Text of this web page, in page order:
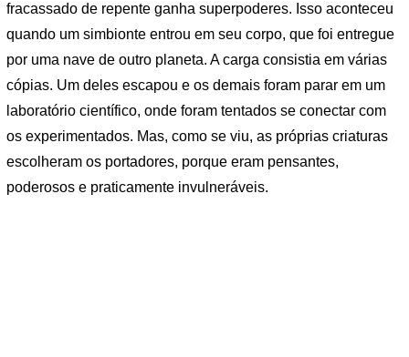
fracassado de repente ganha superpoderes. Isso aconteceu
quando um simbionte entrou em seu corpo, que foi entregue
por uma nave de outro planeta. A carga consistia em várias
cópias. Um deles escapou e os demais foram parar em um
laboratório científico, onde foram tentados se conectar com
os experimentados. Mas, como se viu, as próprias criaturas
escolheram os portadores, porque eram pensantes,
poderosos e praticamente invulneráveis.